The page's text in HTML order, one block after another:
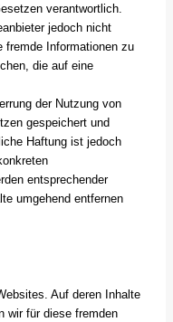
verantwortlich.
jedoch nicht
fremde Informationen zu
die auf eine
der Nutzung von
gespeichert und
Haftung ist jedoch
entsprechender
umgehend entfernen
Auf deren Inhalte
wir für diese fremden